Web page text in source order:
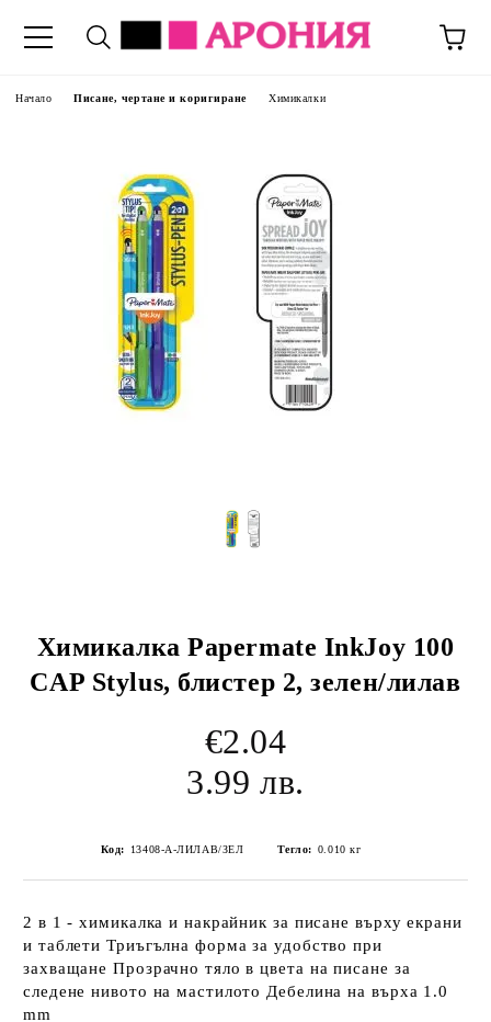
Начало Писане, чертане и коригиране Химикалки
Химикалка Papermate InkJoy 100
CAP Stylus, блистер 2, зелен/лилав
€2.04
3.99 лв.
Код: 13408-А-ЛИЛАВ/ЗЕЛ Тегло: 0.010 кг
2 в 1 - химикалка и накрайник за писане върху екрани
и таблети Триъгълна форма за удобство при
захващане Прозрачно тяло в цвета на писане за
следене нивото на мастилото Дебелина на върха 1.0
mm